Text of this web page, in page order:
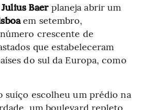
Julius Baer planeja abrir um
em setembro,
crescente de
que estabeleceram
do sul da Europa, como
suíço escolheu um prédio na
um boulevard repleto